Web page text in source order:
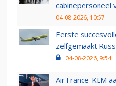
cabinepersoneel
04-08-2026, 10:57
Eerste
zelfgemaakt
04-08-2026, 9:54
Air France-KLM